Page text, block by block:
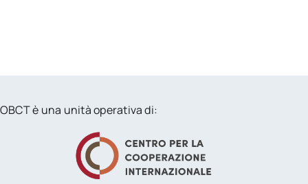
OBCT è una unità operativa di: